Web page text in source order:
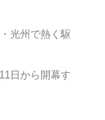
光州で熱く駆
日から開幕す